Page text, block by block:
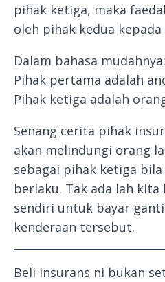
pihak ketiga, maka
oleh pihak kedua
Dalam bahasa mudahnya:
Pihak pertama adalah
Pihak ketiga adalah
Senang cerita pihak
akan melindungi orang
sebagai pihak ketiga
berlaku. Tak ada lah
sendiri untuk bayar
kenderaan tersebut.
Beli insurans ni bukan